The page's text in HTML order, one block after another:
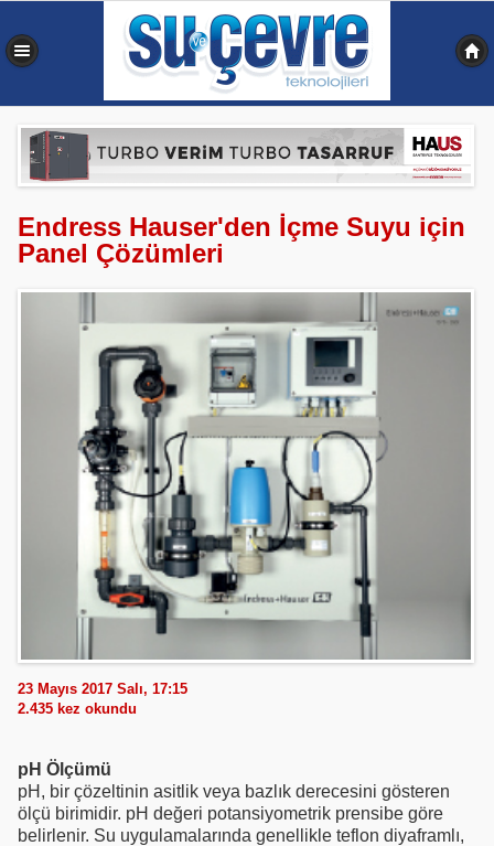
Endress Hauser'den İçme Suyu için
Panel Çözümleri
23 Mayıs 2017 Salı, 17:15
2.435 kez okundu
pH Ölçümü
pH, bir çözeltinin asitlik veya bazlık derecesini gösteren
ölçü birimidir. pH değeri potansiyometrik prensibe göre
belirlenir. Su uygulamalarında genellikle teflon diyaframlı,
0,074 sn